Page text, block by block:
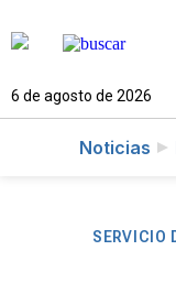
6 de agosto de 2026
Noticias
SERVICIO